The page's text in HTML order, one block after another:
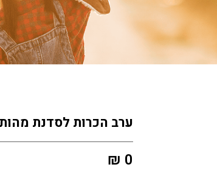
ערב הכרות לסדנת מהות –
₪ 0